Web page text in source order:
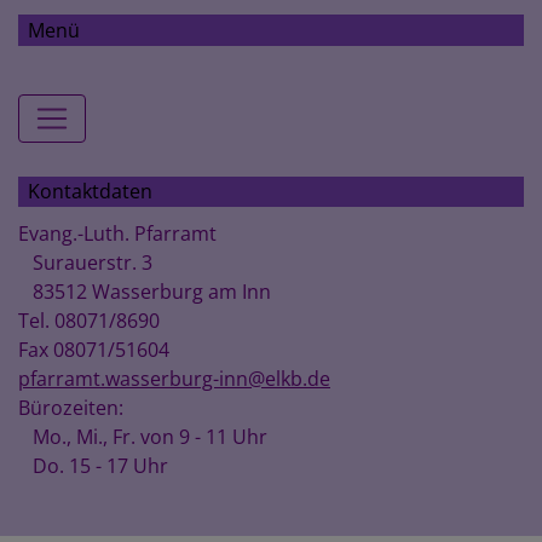
Menü
Hauptnavigation
Kontaktdaten
Evang.-Luth. Pfarramt
Surauerstr. 3
83512 Wasserburg am Inn
Tel. 08071/8690
Fax 08071/51604
pfarramt.wasserburg-inn@elkb.de
Bürozeiten:
Mo., Mi., Fr. von 9 - 11 Uhr
Do. 15 - 17 Uhr